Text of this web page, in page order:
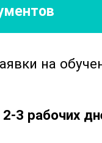
на
2-3 рабочих